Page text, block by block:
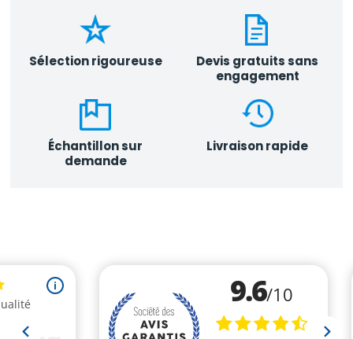
Sélection rigoureuse
Devis gratuits sans
engagement
Échantillon sur
demande
Livraison rapide